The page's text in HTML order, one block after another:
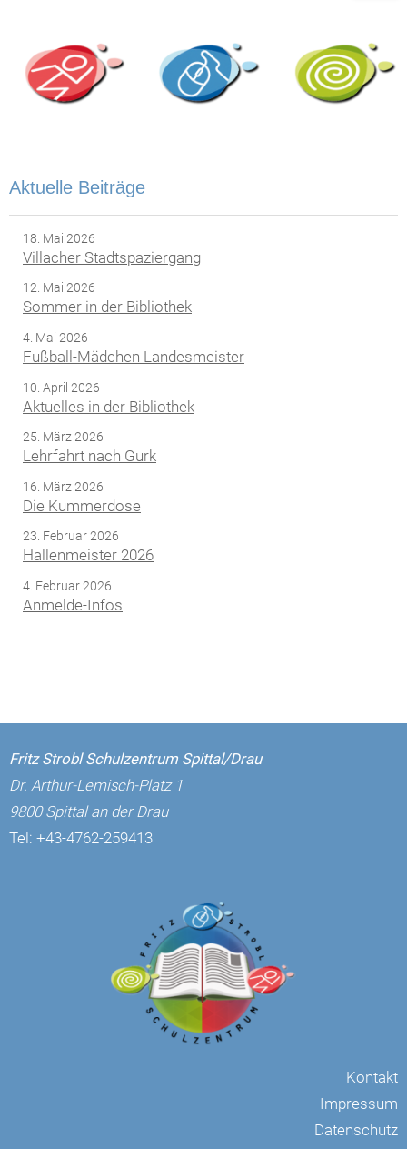
Aktuelle Beiträge
18. Mai 2026
Villacher Stadtspaziergang
12. Mai 2026
Sommer in der Bibliothek
4. Mai 2026
Fußball-Mädchen Landesmeister
10. April 2026
Aktuelles in der Bibliothek
25. März 2026
Lehrfahrt nach Gurk
16. März 2026
Die Kummerdose
23. Februar 2026
Hallenmeister 2026
4. Februar 2026
Anmelde-Infos
Fritz Strobl Schulzentrum Spittal/Drau
Dr. Arthur-Lemisch-Platz 1
9800 Spittal an der Drau
Tel: +43-4762-259413
Kontakt
Impressum
Datenschutz